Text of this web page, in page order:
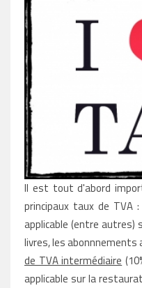
Il est tout d'abord
principaux taux de TVA
applicable (entre autres)
livres, les abonnnements
de TVA intermédiaire
applicable sur la